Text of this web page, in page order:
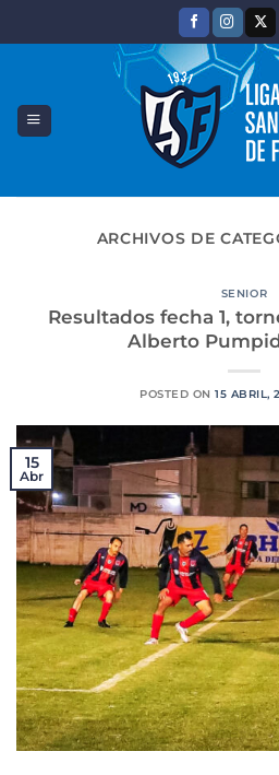
ARCHIVOS DE
SENIOR
Resultados fecha 1,
Alberto
POSTED ON15 ABRIL,
15
Abr